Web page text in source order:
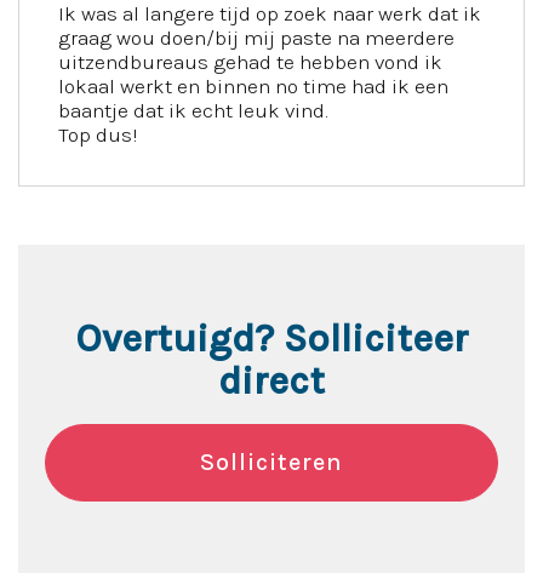
Ik was al langere tijd op zoek naar werk dat ik
graag wou doen/bij mij paste na meerdere
uitzendbureaus gehad te hebben vond ik
lokaal werkt en binnen no time had ik een
baantje dat ik echt leuk vind.
Top dus!
Overtuigd? Solliciteer
direct
Solliciteren